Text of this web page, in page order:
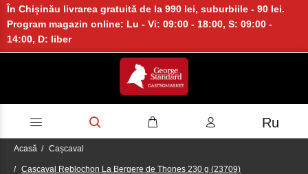
În Chișinău livrarea gratuită de la 990 lei, suburbiile - 90 lei.
Program magazin online: Lu - Vi: 09:00 - 18:00, S: 09:00 -
14:00, D: liber
Ru
Acasă Cașcaval
Cascaval Reblochon La Bergere de Thones 230 g (23709)